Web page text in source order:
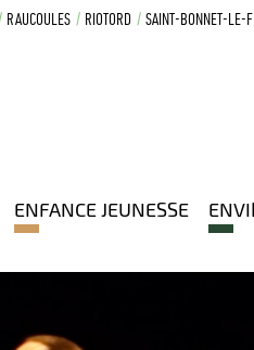
RAUCOULES RIOTORD SAINT-BONNET-LE-
ENFANCE JEUNESSE